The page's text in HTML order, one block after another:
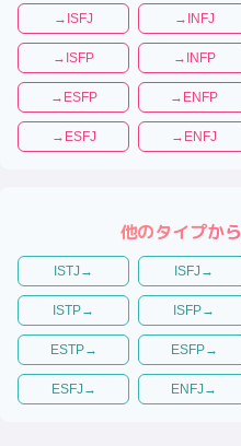
→ ISFJ → INFJ
→ ISFP → INFP
→ ESFP → ENFP
→ ESFJ → ENFJ
他のタイプから
ISTJ → ISFJ →
ISTP→ ISFP→
ESTP→ ESFP→
ESFJ → ENFJ →